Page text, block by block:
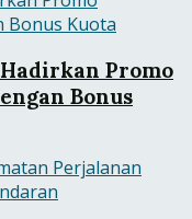
Promo
Bonus